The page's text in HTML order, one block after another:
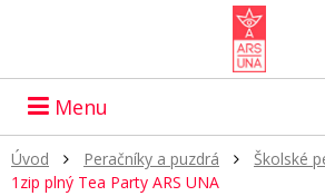
Menu
Úvod Peračníky a puzdrá Školské
1zip plný Tea Party ARS UNA